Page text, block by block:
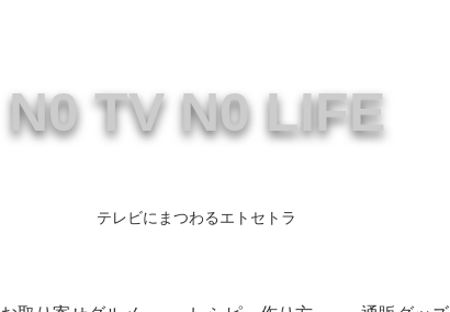
N0 TV N0 LIFE
テレビにまつわるエトセトラ